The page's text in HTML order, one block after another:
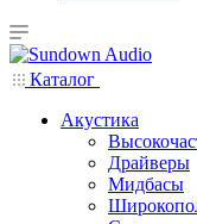
Каталог
Акустика
Драйверы
Мидбасы